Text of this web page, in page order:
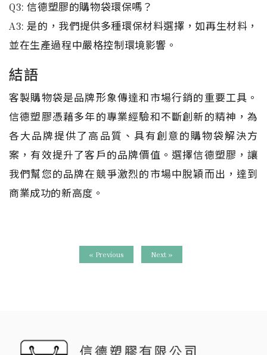
Q3: 信德塑膠的購物袋環保嗎？
A3: 是的，我們提供多種環保材料選擇，如再生材料，
並在生產過程中嚴格控制環境影響。
結語
客製購物袋是品牌形象傳達和市場行銷的重要工具。
信德塑膠憑藉多年的專業經驗和不斷創新的精神，為
各大品牌提供了高品質、具有創意的購物袋解決方
案，有效提升了客戶的品牌價值。選擇信德塑膠，讓
我們幫您的品牌在競爭激烈的市場中脫穎而出，達到
商業成功的新高度。
« Previous Next »